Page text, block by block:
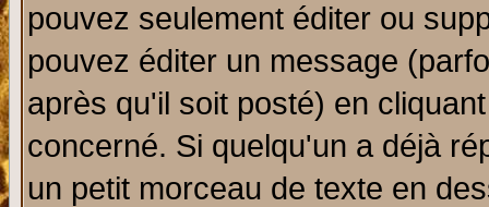
pouvez seulement éditer ou
pouvez éditer un message
après qu'il soit posté) en
concerné. Si quelqu'un a déjà
un petit morceau de texte en